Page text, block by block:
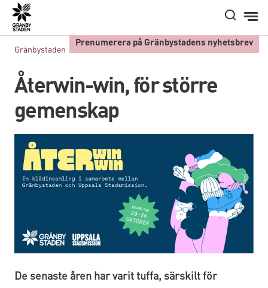
Hem
Prenumerera på Gränbystadens nyhetsbrev
Gränbystaden Återwinwin
Återwin-win, för större
gemenskap
De senaste åren har varit tuffa, särskilt för